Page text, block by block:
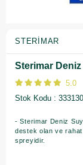
STERIMAR
Sterimar
5.0
Stok Kodu
- Sterimar Deniz
destek olan ve rahat
spreyidir.